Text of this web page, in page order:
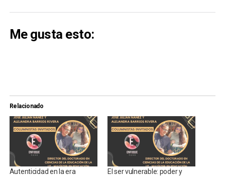
Me gusta esto:
Relacionado
Autenticidad en la era
El ser vulnerable: poder y